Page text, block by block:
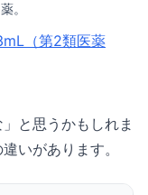
。
（第2類医薬
と思うかもしれま
いがあります。